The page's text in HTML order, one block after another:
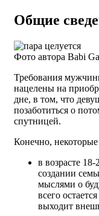
Общие
Фото автора Babi
Требования
нацелены на
дне, в том, что
позаботиться о
спутницей.
Конечно, некоторые
в возрасте
создании
мыслями о
всего
выходит